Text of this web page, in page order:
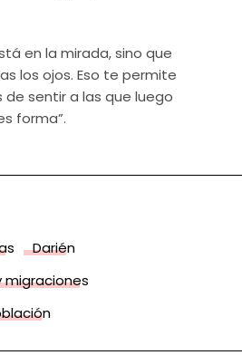
en la mirada, sino que
los ojos. Eso te permite
sentir a las que luego
forma”.
Darién
migraciones